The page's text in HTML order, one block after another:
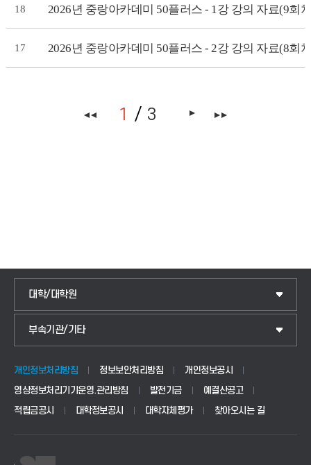
18 2026년 중랑아카데미 50플러스 - 1강 강의 자료(9회
17 2026년 중랑아카데미 50플러스 - 2강 강의 자료(8회
1 3
대학/대학원
IoT전자공학과
전기공학과
정보통신공학과
소프트웨어공학과
부속기관/기타
국제교류센터
교양교육센터
학생상담센터
개인정보처리방침 정보보안처리방침
개인정보공시
영상정보처리기기운영.관리방침
발전기금
예결산공고
적립금공시
대학정보공시 대학자체평가 찾아오시는 길